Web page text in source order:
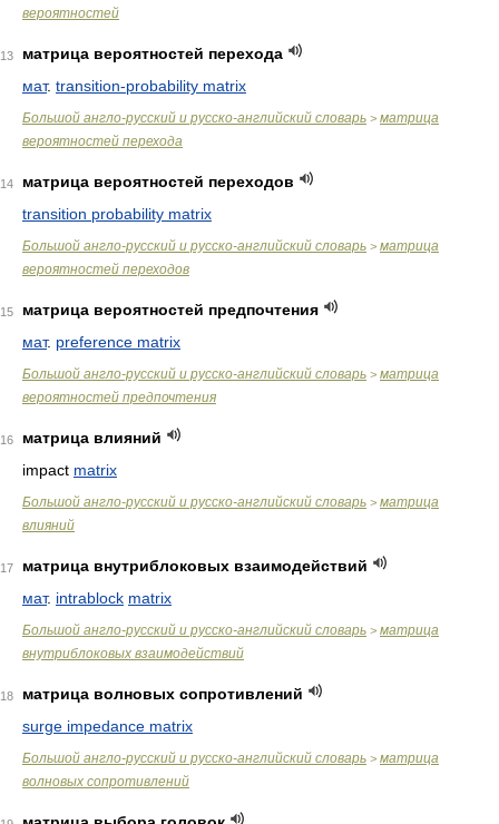
вероятностей
13
матрица вероятностей перехода
мат. transition-probability matrix
Большой англо-русский и русско-английский словарь > матрица
вероятностей перехода
14
матрица вероятностей переходов
transition probability matrix
Большой англо-русский и русско-английский словарь > матрица
вероятностей переходов
15
матрица вероятностей предпочтения
мат. preference matrix
Большой англо-русский и русско-английский словарь > матрица
вероятностей предпочтения
16
матрица влияний
impact matrix
Большой англо-русский и русско-английский словарь > матрица
влияний
17
матрица внутриблоковых взаимодействий
мат. intrablock matrix
Большой англо-русский и русско-английский словарь > матрица
внутриблоковых взаимодействий
18
матрица волновых сопротивлений
surge impedance matrix
Большой англо-русский и русско-английский словарь > матрица
волновых сопротивлений